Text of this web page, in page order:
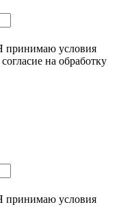
принимаю условия
на обработку
принимаю условия